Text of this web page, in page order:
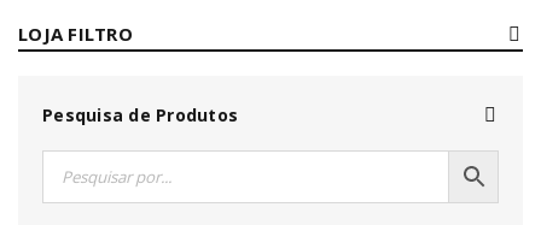
LOJA FILTRO
Pesquisa de Produtos